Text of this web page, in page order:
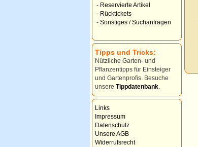
- Reservierte Artikel
- Rücktickets
- Sonstiges / Suchanfragen
Tipps und Tricks:
Nützliche Garten- und
Pflanzentipps für Einsteiger
und Gartenprofis. Besuche
unsere Tippdatenbank
Links
Impressum
Datenschutz
Unsere AGB
Widerrufsrecht